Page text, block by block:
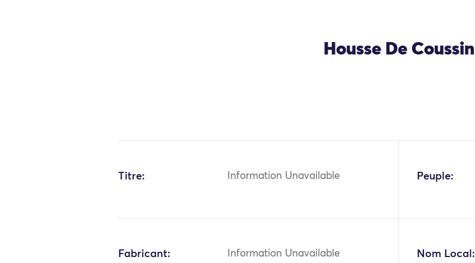
Housse De Coussin
Titre: Information Unavailable Peuple:
Fabricant: Information Unavailable Nom Local: